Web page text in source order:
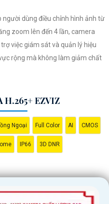
cần lo lắng về việc bị xâm nhập
dùng điều chỉnh hình ảnh từ
zoom lên đến 4 lần, camera
việc giám sát và quản lý hiệu
rộng mà không làm giảm chất
H.265+ EZVIZ
Ngoại Full Color AI CMOS
IP66 3D DNR